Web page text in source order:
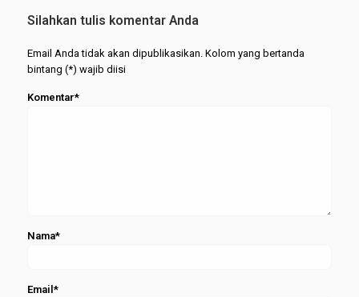
Merapat
Silahkan tulis komentar Anda
Email Anda tidak akan dipublikasikan. Kolom yang bertanda
bintang (*) wajib diisi
Komentar*
Nama*
Email*